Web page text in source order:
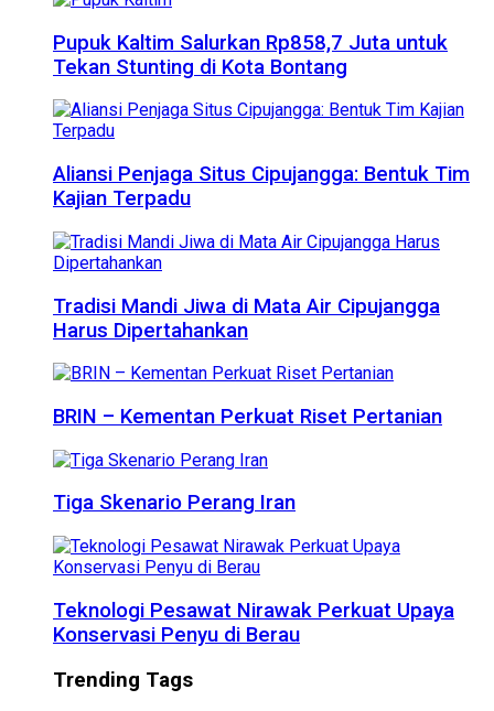
Pupuk Kaltim Salurkan Rp858,7 Juta untuk
Tekan Stunting di Kota Bontang
Aliansi Penjaga Situs Cipujangga: Bentuk Tim
Kajian Terpadu
Tradisi Mandi Jiwa di Mata Air Cipujangga
Harus Dipertahankan
BRIN – Kementan Perkuat Riset Pertanian
Tiga Skenario Perang Iran
Teknologi Pesawat Nirawak Perkuat Upaya
Konservasi Penyu di Berau
Trending Tags